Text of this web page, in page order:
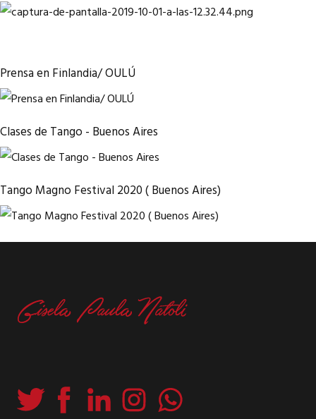
Prensa en Finlandia/ OULÚ
Clases de Tango - Buenos Aires
Tango Magno Festival 2020 ( Buenos Aires)